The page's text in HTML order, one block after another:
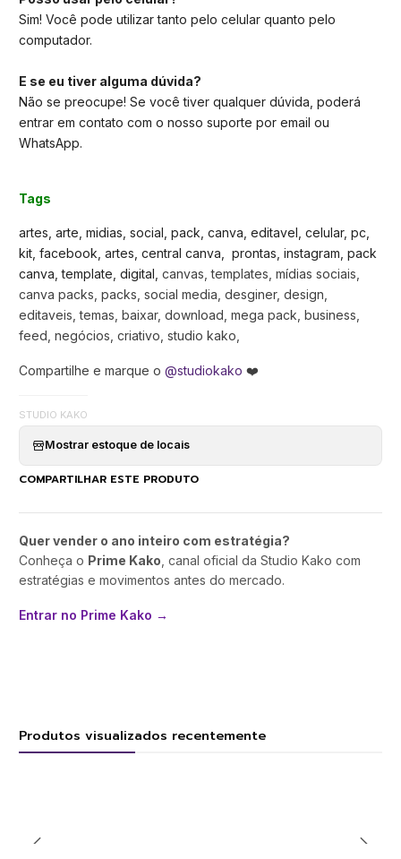
Sim! Você pode utilizar tanto pelo celular quanto pelo
computador.
E se eu tiver alguma dúvida?
Não se preocupe! Se você tiver qualquer dúvida, poderá
entrar em contato com o nosso suporte por email ou
WhatsApp.
Tags
artes, arte, midias, social, pack, canva, editavel, celular, pc,
kit, facebook, artes, central canva, prontas, instagram, pack
canva, template, digital, canvas, templates, mídias sociais,
canva packs, packs, social media, desginer, design,
editaveis, temas, baixar, download, mega pack, business,
feed, negócios, criativo, studio kako,
Compartilhe e marque o @studiokako ❤️
STUDIO KAKO
Mostrar estoque de locais
COMPARTILHAR ESTE PRODUTO
Quer vender o ano inteiro com estratégia?
Conheça o Prime Kako , canal oficial da Studio Kako com
estratégias e movimentos antes do mercado.
Entrar no Prime Kako →
Produtos visualizados recentemente